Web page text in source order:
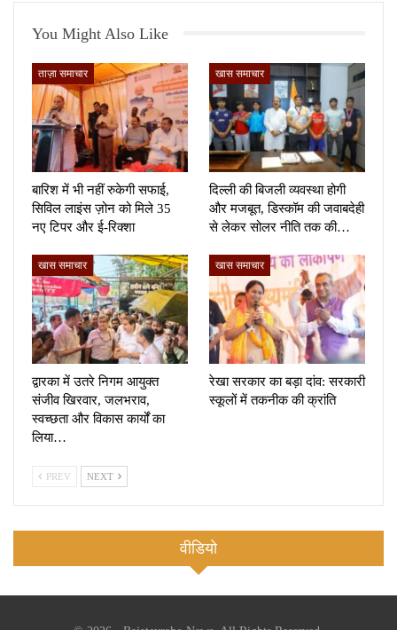
You Might Also Like
ताज़ा समाचार
बारिश में भी नहीं रुकेगी सफाई,
सिविल लाइंस ज़ोन को मिले 35
नए टिपर और ई-रिक्शा
खास समाचार
दिल्ली की बिजली व्यवस्था होगी
और मजबूत, डिस्कॉम की जवाबदेही
से लेकर सोलर नीति तक की…
खास समाचार
द्वारका में उतरे निगम आयुक्त
संजीव खिरवार, जलभराव,
स्वच्छता और विकास कार्यों का
लिया…
खास समाचार
रेखा सरकार का बड़ा दांव: सरकारी
स्कूलों में तकनीक की क्रांति
PREV NEXT
वीडियो